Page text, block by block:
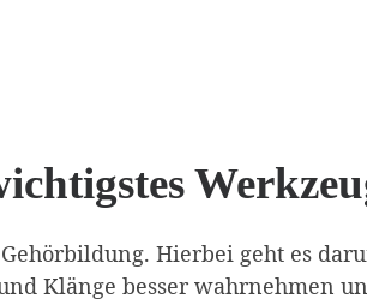
Hierbei geht es
Link)
Klänge besser wahrnehmen